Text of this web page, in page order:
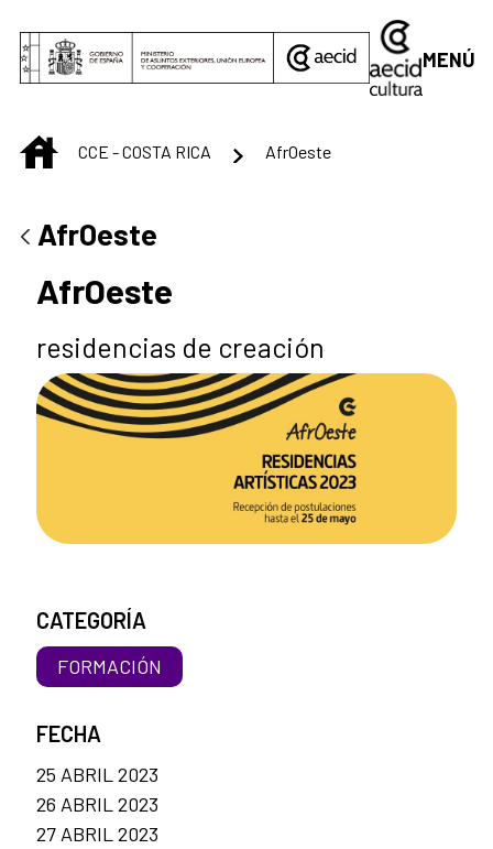
MENÚ
INICIO
CCE - COSTA RICA AfrOeste
AfrOeste
AfrOeste
residencias de creación
CATEGORÍA
FORMACIÓN
FECHA
25 ABRIL 2023
26 ABRIL 2023
27 ABRIL 2023